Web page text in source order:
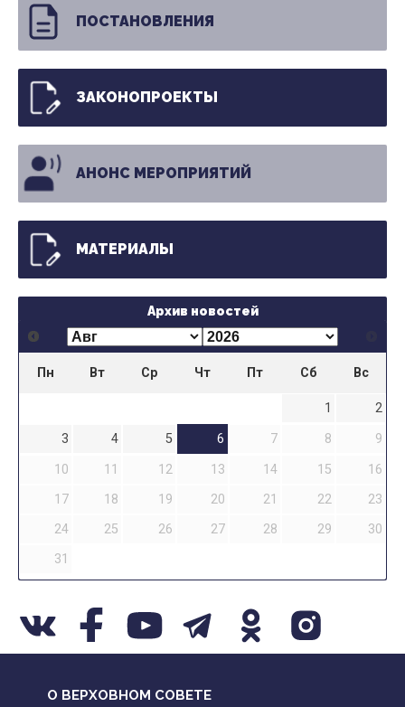
ПОСТАНОВЛЕНИЯ
ЗАКОНОПРОЕКТЫ
АНОНС МЕРОПРИЯТИЙ
МАТЕРИАЛЫ
Архив новостей
Пн Вт Ср Чт Пт Сб Вс
1
2
3
4 5 6 7 8
9
10
11 12 13 14 15
16
17
18 19 20 21 22
23
24
25 26 27 28 29
30
31
О ВЕРХОВНОМ СОВЕТЕ